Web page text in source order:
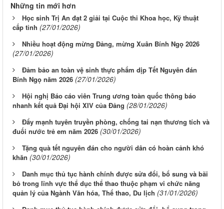
Những tin mới hơn
Học sinh Trị An đạt 2 giải tại Cuộc thi Khoa học, Kỹ thuật
cấp tỉnh (27/01/2026)
Nhiều hoạt động mừng Đảng, mừng Xuân Bính Ngọ 2026
(27/01/2026)
Đảm bảo an toàn vệ sinh thực phẩm dịp Tết Nguyên đán
Bính Ngọ năm 2026 (27/01/2026)
Hội nghị Báo cáo viên Trung ương toàn quốc thông báo
nhanh kết quả Đại hội XIV của Đảng (28/01/2026)
Đẩy mạnh tuyên truyền phòng, chống tai nạn thương tích và
đuối nước trẻ em năm 2026 (30/01/2026)
Tặng quà tết nguyên đán cho người dân có hoàn cảnh khó
khăn (30/01/2026)
Danh mục thủ tục hành chính được sửa đổi, bổ sung và bãi
bỏ trong lĩnh vực thể dục thể thao thuộc phạm vi chức năng
quản lý của Ngành Văn hóa, Thể thao, Du lịch (31/01/2026)